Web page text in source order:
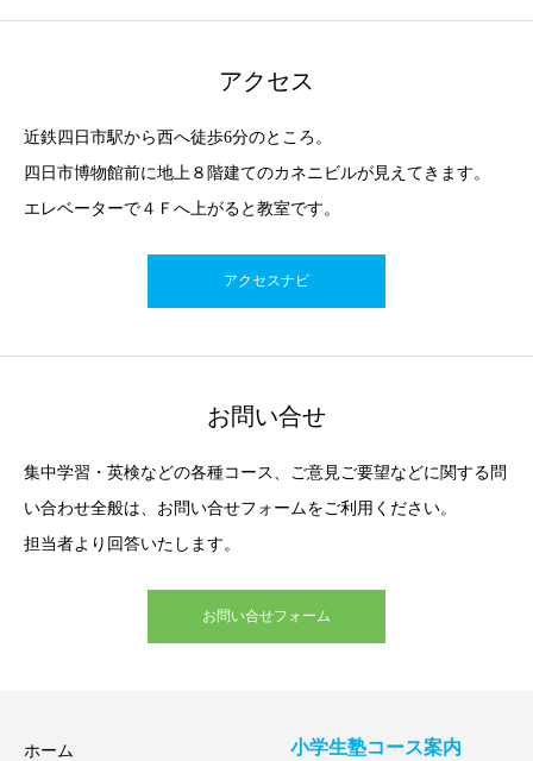
アクセス
近鉄四日市駅から西へ徒歩6分のところ。
四日市博物館前に地上８階建てのカネニビルが見えてきます。
エレベーターで４Ｆへ上がると教室です。
アクセスナビ
お問い合せ
集中学習・英検などの各種コース、ご意見ご要望などに関する問
い合わせ全般は、お問い合せフォームをご利用ください。
担当者より回答いたします。
お問い合せフォーム
ホーム 小学生塾コース案内